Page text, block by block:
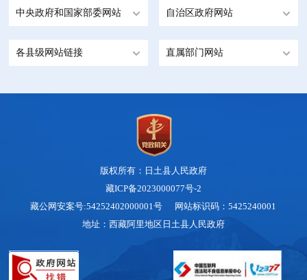
中央政府和国家部委网站 自治区政府网站
各县级网站链接 直属部门网站
版权所有：日土县人民政府
藏ICP备2023000077号-2
藏公网安案号:54252402000001号 网站标识码：5425240001
地址：西藏阿里地区日土县人民政府